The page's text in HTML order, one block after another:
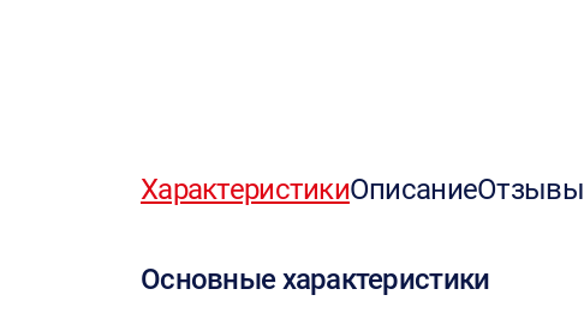
ХарактеристикиОписаниеОтзывы
Основные характеристики